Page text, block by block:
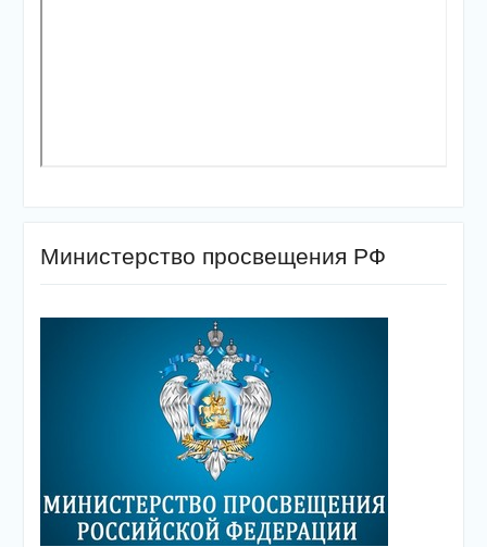
Министерство просвещения РФ